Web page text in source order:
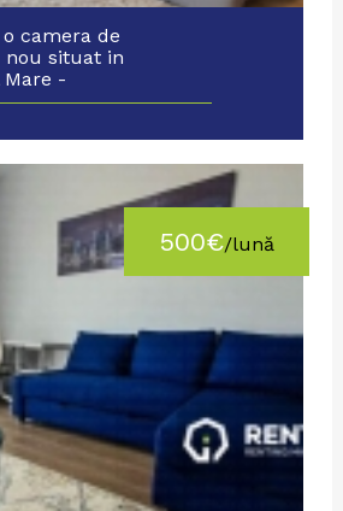
camera de
situat in
Mare -
500€/lună